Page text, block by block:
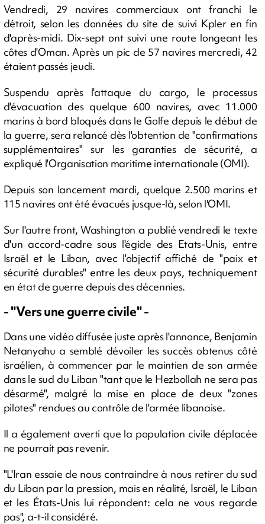
Vendredi, 29 navires commerciaux ont franchi le
détroit, selon les données du site de suivi Kpler en fin
d'après-midi. Dix-sept ont suivi une route longeant les
côtes d'Oman. Après un pic de 57 navires mercredi, 42
étaient passés jeudi.
Suspendu après l'attaque du cargo, le processus
d'évacuation des quelque 600 navires, avec 11.000
marins à bord bloqués dans le Golfe depuis le début de
la guerre, sera relancé dès l'obtention de "confirmations
supplémentaires" sur les garanties de sécurité, a
expliqué l'Organisation maritime internationale (OMI).
Depuis son lancement mardi, quelque 2.500 marins et
115 navires ont été évacués jusque-là, selon l'OMI.
Sur l'autre front, Washington a publié vendredi le texte
d'un accord-cadre sous l'égide des Etats-Unis, entre
Israël et le Liban, avec l'objectif affiché de "paix et
sécurité durables" entre les deux pays, techniquement
en état de guerre depuis des décennies.
- "Vers une guerre civile" -
Dans une vidéo diffusée juste après l'annonce, Benjamin
Netanyahu a semblé dévoiler les succès obtenus côté
israélien, à commencer par le maintien de son armée
dans le sud du Liban "tant que le Hezbollah ne sera pas
désarmé", malgré la mise en place de deux "zones
pilotes" rendues au contrôle de l'armée libanaise.
Il a également averti que la population civile déplacée
ne pourrait pas revenir.
"L'Iran essaie de nous contraindre à nous retirer du sud
du Liban par la pression, mais en réalité, Israël, le Liban
et les États-Unis lui répondent: cela ne vous regarde
pas", a-t-il considéré.